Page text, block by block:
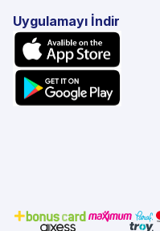
Uygulamayı İndir